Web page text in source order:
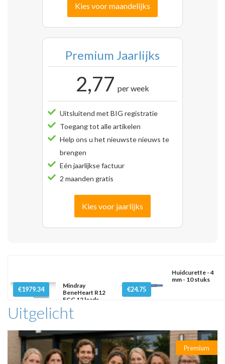
Kies voor maandelijks
Premium Jaarlijks
2,77 per week
Uitsluitend met BIG registratie
Toegang tot alle artikelen
Help ons u het nieuwste nieuws te
brengen
Eén jaarlijkse factuur
2 maanden gratis
Kies voor jaarlijks
€1979.34
Mindray
BeneHeart R12
ECG 12 leads
€24.75
Huidcurette - 4
mm - 10 stuks
Uitgelicht
Premium